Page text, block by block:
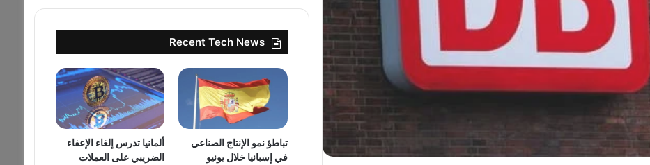
Recent Tech News
تباطؤ نمو الإنتاج الصناعي
في إسبانيا خلال يونيو
ألمانيا تدرس إلغاء الإعفاء
الضريبي على العملات